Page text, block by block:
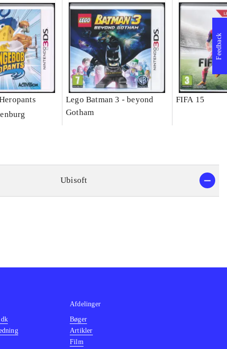
Lego Batman 3 - beyond
Gotham
FIFA 15
Ubisoft
Feedback
Afdelinger
Bøger
Artikler
Film